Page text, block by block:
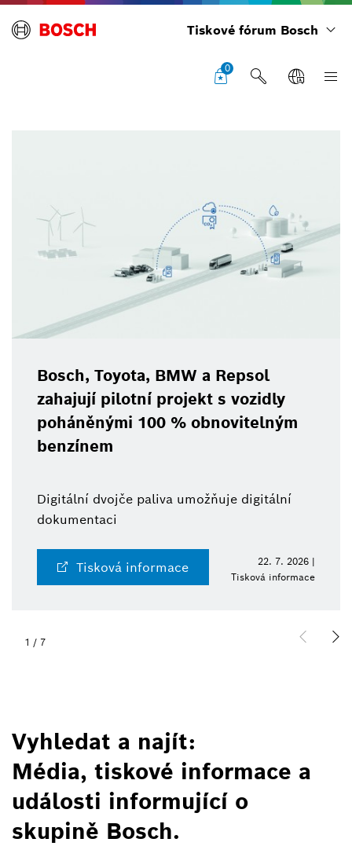
Tiskové fórum Bosch
0
Bosch, Toyota, BMW a Repsol
zahajují pilotní projekt s vozidly
poháněnými 100 % obnovitelným
benzínem
Digitální dvojče paliva umožňuje digitální
dokumentaci
Tisková informace
22. 7. 2026 |
Tisková informace
1 / 7
Vyhledat a najít:
Média, tiskové informace a
události informující o
skupině Bosch.